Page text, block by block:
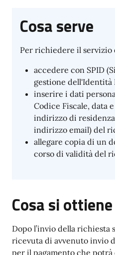
Cosa serve
Per richiedere il servizio
accedere con SPID
gestione dell'Identità
inserire i dati
Codice Fiscale, data
indirizzo di
indirizzo email) del
allegare copia di un
corso di validità del
Cosa si ottiene
Dopo l’invio della richiesta
ricevuta di avvenuto invio
per il pagamento che potrà